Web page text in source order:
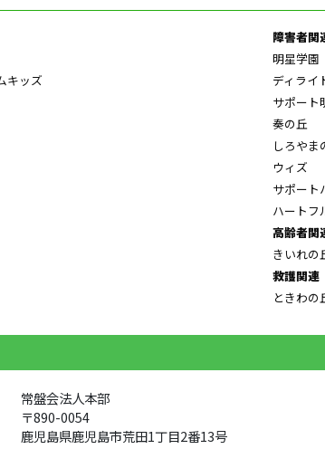
キッズ
障害者関
明星学園
ディライ
サポート
奏の丘
しろやま
ウィズ
サポート
ハートフ
高齢者関
きいれの
救護関連
ときわの
常盤会法人本部
〒890-0054
鹿児島県鹿児島市荒田1丁目2番13号